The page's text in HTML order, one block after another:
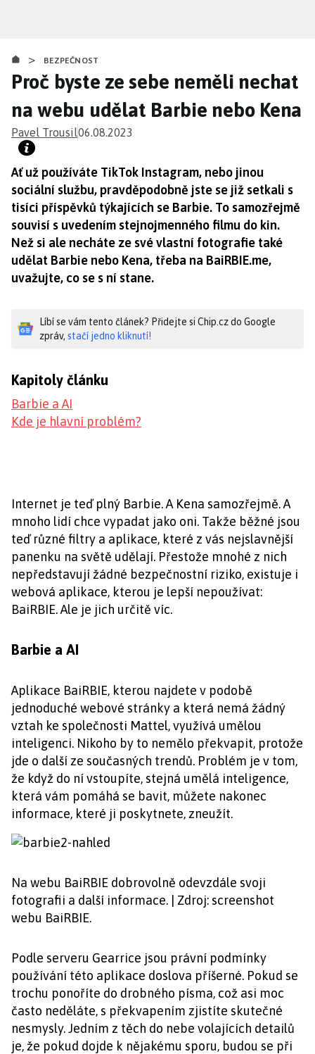
obsahu
> BEZPEČNOST
Proč byste ze sebe neměli nechat
na webu udělat Barbie nebo Kena
Pavel Trousil06.08.2023
Ať už používáte TikTok Instagram, nebo jinou
sociální službu, pravděpodobně jste se již setkali s
tisíci příspěvků týkajících se Barbie. To samozřejmě
souvisí s uvedením stejnojmenného filmu do kin.
Než si ale necháte ze své vlastní fotografie také
udělat Barbie nebo Kena, třeba na BaiRBIE.me,
uvažujte, co se s ní stane.
Líbí se vám tento článek? Přidejte si Chip.cz do Google
zpráv, stačí jedno kliknutí!
Kapitoly článku
Barbie a AI
Kde je hlavní problém?
Internet je teď plný Barbie. A Kena samozřejmě. A
mnoho lidí chce vypadat jako oni. Takže běžné jsou
teď různé filtry a aplikace, které z vás nejslavnější
panenku na světě udělají. Přestože mnohé z nich
nepředstavují žádné bezpečnostní riziko, existuje i
webová aplikace, kterou je lepší nepoužívat:
BaiRBIE. Ale je jich určitě víc.
Barbie a AI
Aplikace BaiRBIE, kterou najdete v podobě
jednoduché webové stránky a která nemá žádný
vztah ke společnosti Mattel, využívá umělou
inteligenci. Nikoho by to nemělo překvapit, protože
jde o další ze současných trendů. Problém je v tom,
že když do ní vstoupíte, stejná umělá inteligence,
která vám pomáhá se bavit, můžete nakonec
informace, které ji poskytnete, zneužít.
Na webu BaiRBIE dobrovolně odevzdále svoji
fotografii a další informace. | Zdroj: screenshot
webu BaiRBIE.
Podle serveru Gearrice jsou právní podmínky
používání této aplikace doslova příšerné. Pokud se
trochu ponoříte do drobného písma, což asi moc
často neděláte, s překvapením zjistíte skutečné
nesmysly. Jedním z těch do nebe volajících detailů
je, že pokud dojde k nějakému sporu, budou se při